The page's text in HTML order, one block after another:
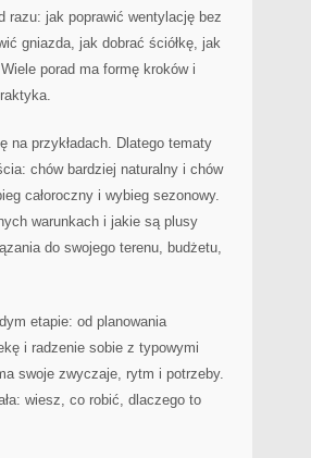
razu: jak poprawić wentylację bez
gniazda, jak dobrać ściółkę, jak
porad ma formę kroków i
przykładach. Dlatego tematy
chów bardziej naturalny i chów
całoroczny i wybieg sezonowy.
warunkach i jakie są plusy
do swojego terenu, budżetu,
etapie: od planowania
i radzenie sobie z typowymi
swoje zwyczaje, rytm i potrzeby.
wiesz, co robić, dlaczego to